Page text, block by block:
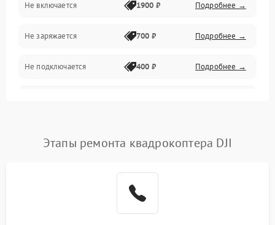
Не включается 1900 ₽ Подробнее →
Не заряжается 700 ₽ Подробнее →
Не подключается 400 ₽ Подробнее →
Этапы ремонта квадрокоптера DJI